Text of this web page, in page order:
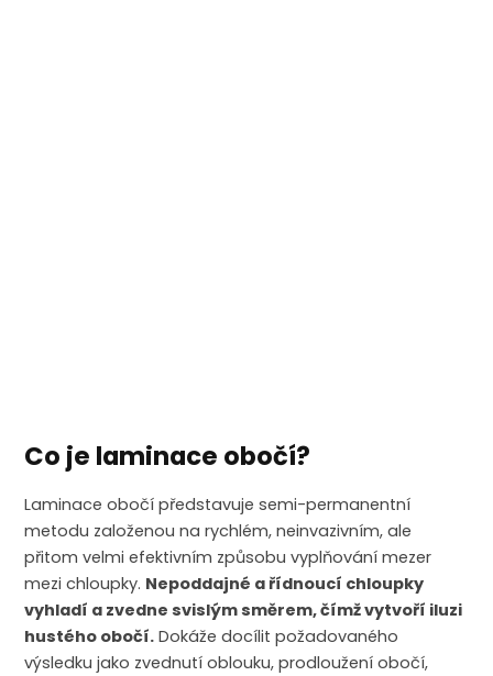
Co je laminace obočí?
Laminace obočí představuje semi-permanentní
metodu založenou na rychlém, neinvazivním, ale
přitom velmi efektivním způsobu vyplňování mezer
mezi chloupky. Nepoddajné a řídnoucí chloupky
vyhladí a zvedne svislým směrem, čímž vytvoří iluzi
hustého obočí. Dokáže docílit požadovaného
výsledku jako zvednutí oblouku, prodloužení obočí,